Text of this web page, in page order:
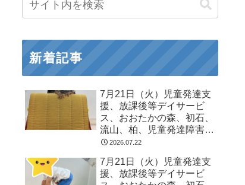
新着記事
7月21日（火）児童発達支
援、放課後等デイサービ
ス、おおたかの森、初石、
流山、柏、児童発達障害
運動療育 柳沢運動プログ
る 発達障害 放デイ 自
閉症 ADHD アスペルガ
2026.07.22
7月21日（火）児童発達支
援、放課後等デイサービ